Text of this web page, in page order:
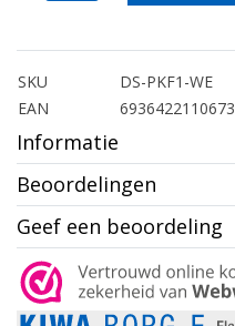
SKU
DS-PKF1-WE
EAN
6936422110673
Informatie
Beoordelingen
Geef een beoordeling